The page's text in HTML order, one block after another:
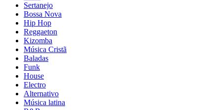
Sertanejo
Bossa Nova
Hip Hop
Reggaeton
Kizomba
Música Cristã
Baladas
Funk
House
Electro
Alternativo
Música latina